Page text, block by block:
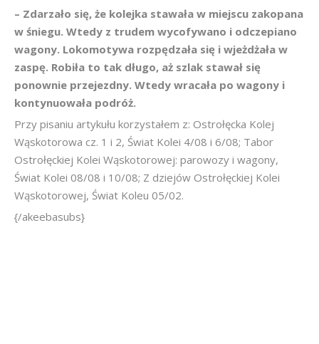
– Zdarzało się, że kolejka stawała w miejscu zakopana
w śniegu. Wtedy z trudem wycofywano i odczepiano
wagony. Lokomotywa rozpędzała się i wjeżdżała w
zaspę. Robiła to tak długo, aż szlak stawał się
ponownie przejezdny. Wtedy wracała po wagony i
kontynuowała podróż.
Przy pisaniu artykułu korzystałem z: Ostrołęcka Kolej
Wąskotorowa cz. 1 i 2, Świat Kolei 4/08 i 6/08; Tabor
Ostrołęckiej Kolei Wąskotorowej: parowozy i wagony,
Świat Kolei 08/08 i 10/08; Z dziejów Ostrołęckiej Kolei
Wąskotorowej, Świat Koleu 05/02.
{/akeebasubs}